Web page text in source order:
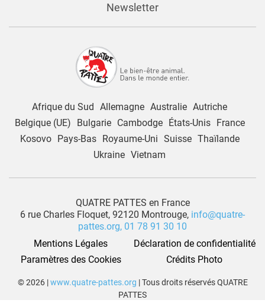
Newsletter
Afrique du Sud Allemagne Australie Autriche
Belgique (UE)
Bulgarie Cambodge États-Unis
France
Kosovo
Pays-Bas Royaume-Uni Suisse Thaïlande
Ukraine Vietnam
QUATRE PATTES en France
6 rue Charles Floquet, 92120 Montrouge, info@quatre-
pattes.org, 01 78 91 30 10
Mentions Légales
Déclaration de confidentialité
Paramètres des Cookies
Crédits Photo
© 2026 |www.quatre-pattes.org | Tous droits réservés QUATRE
PATTES